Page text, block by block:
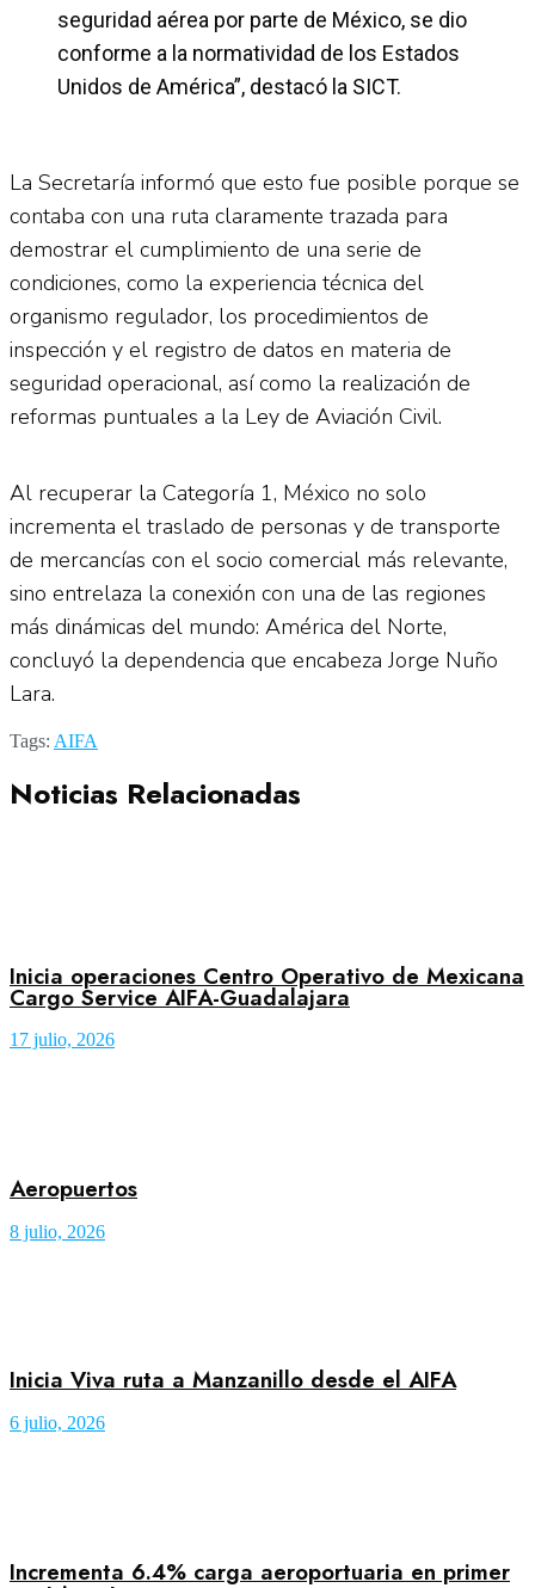
seguridad aérea por parte de México, se dio
conforme a la normatividad de los Estados
Unidos de América”, destacó la SICT.
La Secretaría informó que esto fue posible porque se
contaba con una ruta claramente trazada para
demostrar el cumplimiento de una serie de
condiciones, como la experiencia técnica del
organismo regulador, los procedimientos de
inspección y el registro de datos en materia de
seguridad operacional, así como la realización de
reformas puntuales a la Ley de Aviación Civil.
Al recuperar la Categoría 1, México no solo
incrementa el traslado de personas y de transporte
de mercancías con el socio comercial más relevante,
sino entrelaza la conexión con una de las regiones
más dinámicas del mundo: América del Norte,
concluyó la dependencia que encabeza Jorge Nuño
Lara.
Tags: AIFA
Noticias Relacionadas
Inicia operaciones Centro Operativo de Mexicana
Cargo Service AIFA-Guadalajara
17 julio, 2026
Aeropuertos
8 julio, 2026
Inicia Viva ruta a Manzanillo desde el AIFA
6 julio, 2026
Incrementa 6.4% carga aeroportuaria en primer